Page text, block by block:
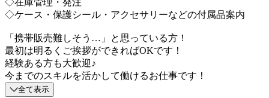
◇ケース・保護シール・アクセサリーなどの付属品案内
「携帯販売難しそう…」と思っている方！
最初は明るくご挨拶ができればOKです！
経験ある方も大歓迎♪
今までのスキルを活かして働けるお仕事です！
全て表示